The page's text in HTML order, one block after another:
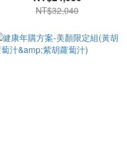
NT$32,040